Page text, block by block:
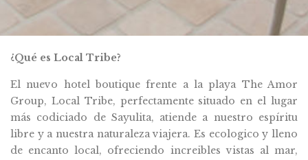
¿Qué es Local Tribe?
El nuevo hotel boutique frente a la playa The Amor
Group, Local Tribe, perfectamente situado en el lugar
más codiciado de Sayulita, atiende a nuestro espíritu
libre y a nuestra naturaleza viajera. Es ecologico y lleno
de encanto local, ofreciendo increibles vistas al mar,